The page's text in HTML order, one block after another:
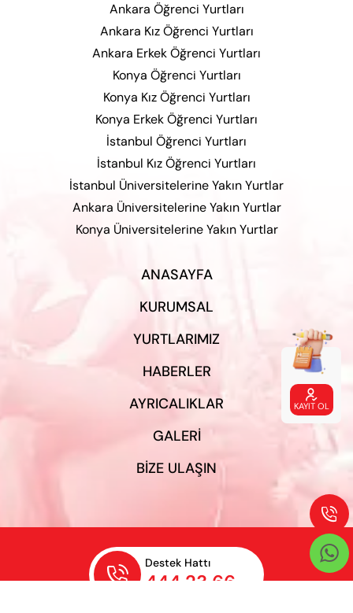

KAYIT OL
Ankara Öğrenci Yurtları
Ankara Kız Öğrenci Yurtları
Ankara Erkek Öğrenci Yurtları
Konya Öğrenci Yurtları
Konya Kız Öğrenci Yurtları
Konya Erkek Öğrenci Yurtları
İstanbul Öğrenci Yurtları
İstanbul Kız Öğrenci Yurtları
İstanbul Üniversitelerine Yakın Yurtlar
Ankara Üniversitelerine Yakın Yurtlar
Konya Üniversitelerine Yakın Yurtlar
ANASAYFA
KURUMSAL
YURTLARIMIZ
HABERLER
AYRICALIKLAR
GALERI
BIZE ULAŞIN

Destek Hattı
444 23 66

